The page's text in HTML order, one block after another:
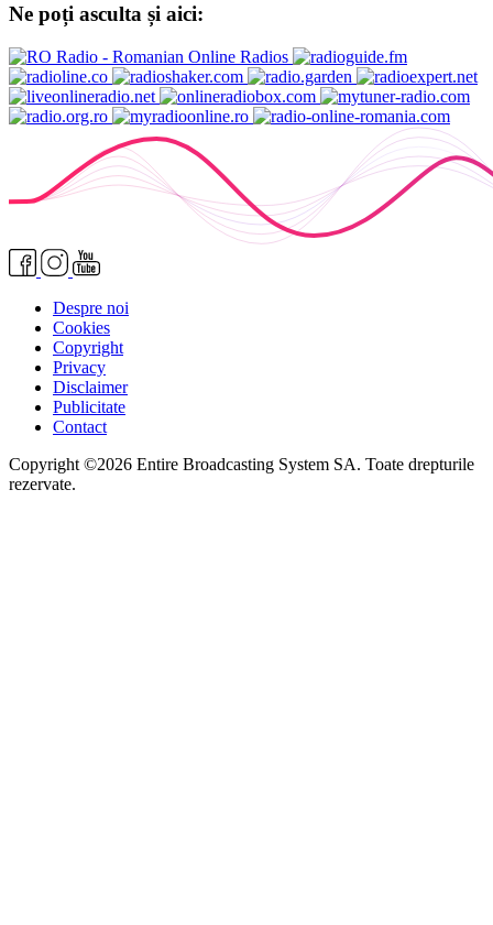
Ne poți asculta și aici:
Despre noi
Cookies
Copyright
Privacy
Disclaimer
Publicitate
Contact
Copyright ©2026 Entire Broadcasting System SA. Toate drepturile
rezervate.